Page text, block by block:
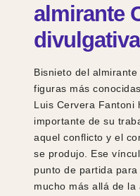
almirante
divulgativa
Bisnieto del
figuras más
Luis Cervera Fantoni
importante de su
aquel conflicto y el
se produjo. Ese
punto de partida
mucho más allá de la